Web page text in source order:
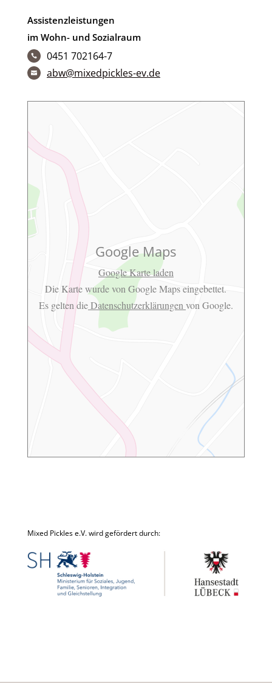
Assistenzleistungen
im Wohn- und Sozialraum
 0451 702164-7
 abw@mixedpickles-ev.de
Google Maps
Google Karte laden
Die Karte wurde von Google Maps eingebettet.
Es gelten dieDatenschutzerklärungen von Google.
Mixed Pickles e.V. wird gefördert durch: